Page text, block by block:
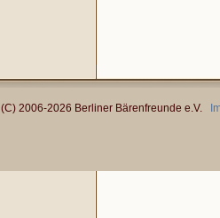
(C) 2006-2026 Berliner Bärenfreunde e.V.